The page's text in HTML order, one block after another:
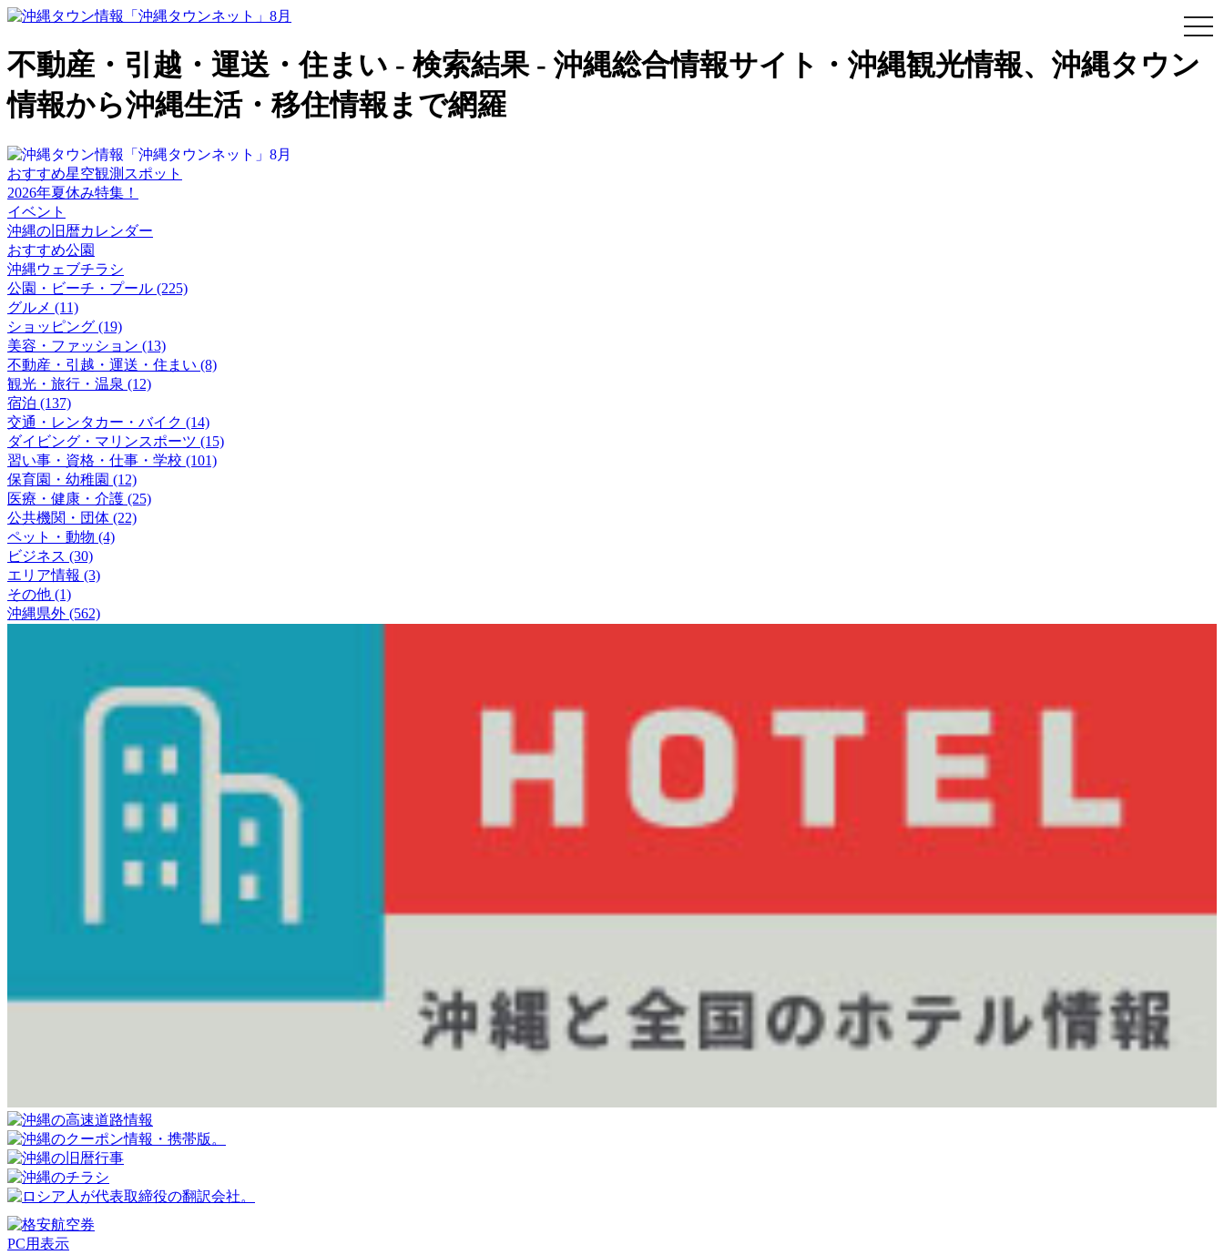
不動産・引越・運送・住まい - 検索結果 - 沖縄総合情報サイト・沖縄観光情報、沖縄タウン
情報から沖縄生活・移住情報まで網羅
おすすめ星空観測スポット
2026年夏休み特集！
イベント
沖縄の旧暦カレンダー
おすすめ公園
沖縄ウェブチラシ
公園・ビーチ・プール (225)
グルメ (11)
ショッピング (19)
美容・ファッション (13)
不動産・引越・運送・住まい (8)
観光・旅行・温泉 (12)
宿泊 (137)
交通・レンタカー・バイク (14)
ダイビング・マリンスポーツ (15)
習い事・資格・仕事・学校 (101)
保育園・幼稚園 (12)
医療・健康・介護 (25)
公共機関・団体 (22)
ペット・動物 (4)
ビジネス (30)
エリア情報 (3)
その他 (1)
沖縄県外 (562)
PC用表示